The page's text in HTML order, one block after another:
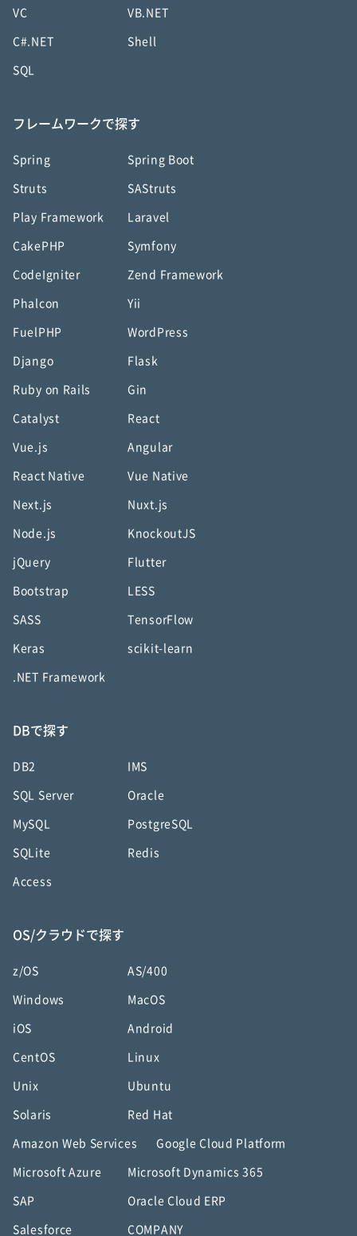
VC VB.NET
C#.NET Shell
SQL
フレームワークで探す
Spring Spring Boot
Struts SAStruts
Play Framework Laravel
CakePHP Symfony
CodeIgniter Zend Framework
Phalcon Yii
FuelPHP WordPress
Django Flask
Ruby on Rails Gin
Catalyst React
Vue.js Angular
React Native Vue Native
Next.js Nuxt.js
Node.js KnockoutJS
jQuery Flutter
Bootstrap LESS
SASS TensorFlow
Keras scikit-learn
.NET Framework
DBで探す
DB2 IMS
SQL Server Oracle
MySQL PostgreSQL
SQLite Redis
Access
OS/クラウドで探す
z/OS AS/400
Windows MacOS
iOS Android
CentOS Linux
Unix Ubuntu
Solaris Red Hat
Amazon Web Services Google Cloud Platform
Microsoft Azure Microsoft Dynamics 365
SAP Oracle Cloud ERP
Salesforce COMPANY